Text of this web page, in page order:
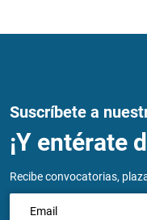
Suscríbete a
¡Y entérate
Recibe convocatorias,